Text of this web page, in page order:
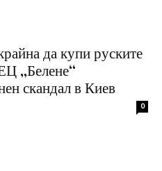
да купи руските
„Белене“
скандал в Киев
0